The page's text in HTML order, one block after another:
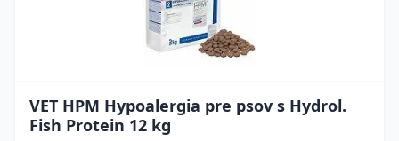
VET HPM Hypoalergia pre psov s Hydrol.
Fish Protein 12 kg